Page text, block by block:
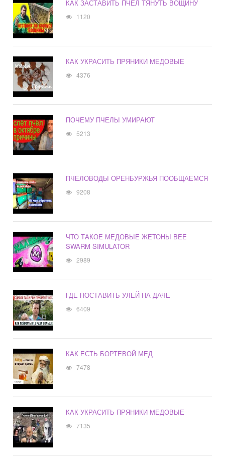
КАК ЗАСТАВИТЬ ПЧЕЛ ТЯНУТЬ ВОЩИНУ
1120
КАК УКРАСИТЬ ПРЯНИКИ МЕДОВЫЕ
4376
ПОЧЕМУ ПЧЕЛЫ УМИРАЮТ
5213
ПЧЕЛОВОДЫ ОРЕНБУРЖЬЯ ПООБЩАЕМСЯ
9208
ЧТО ТАКОЕ МЕДОВЫЕ ЖЕТОНЫ BEE
SWARM SIMULATOR
2989
ГДЕ ПОСТАВИТЬ УЛЕЙ НА ДАЧЕ
6409
КАК ЕСТЬ БОРТЕВОЙ МЕД
7478
КАК УКРАСИТЬ ПРЯНИКИ МЕДОВЫЕ
7135